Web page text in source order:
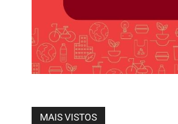
MAIS VISTOS